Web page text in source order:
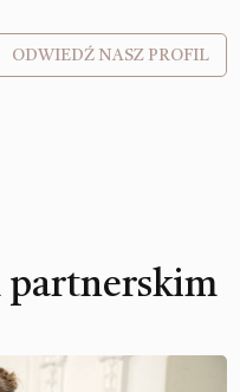
ODWIEDŹ NASZ PROFIL
partnerskim